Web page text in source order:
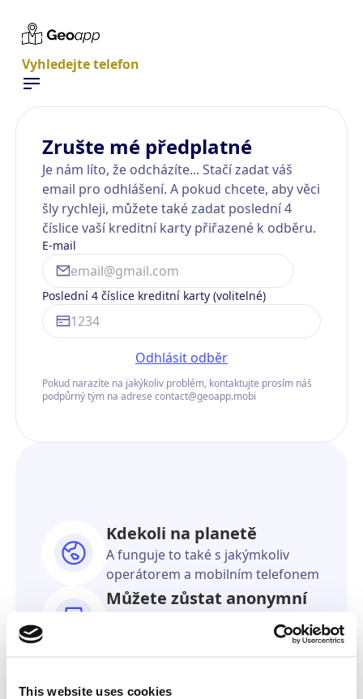
This website uses cookies
Vyhledejte telefon
Kdekoli na planetě
A funguje to také s jakýmkoliv
operátorem a mobilním telefonem
Můžete zůstat anonymní
Ukážeme vám přesné umístění na
Zrušte mé předplatné
Je nám líto, že odcházíte... Stačí zadat váš
email pro odhlášení. A pokud chcete, aby věci
šly rychleji, můžete také zadat poslední 4
číslice vaší kreditní karty přiřazené k odběru.
E-mail
Poslední 4 číslice kreditní karty (volitelné)
Odhlásit odběr
Pokud narazíte na jakýkoliv problém, kontaktujte prosím náš
podpůrný tým na adrese contact@geoapp.mobi